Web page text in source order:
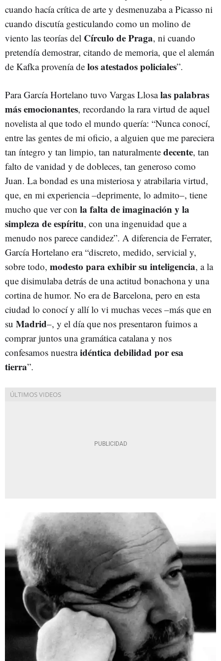
cuando hacía crítica de arte y desmenuzaba a Picasso ni
cuando discutía gesticulando como un molino de
viento las teorías del Círculo de Praga, ni cuando
pretendía demostrar, citando de memoria, que el alemán
de Kafka provenía de los atestados policiales”.
Para García Hortelano tuvo Vargas Llosalas palabras
más emocionantes, recordando la rara virtud de aquel
novelista al que todo el mundo quería: “Nunca conocí,
entre las gentes de mi oficio, a alguien que me pareciera
tan íntegro y tan limpio, tan naturalmente decente, tan
falto de vanidad y de dobleces, tan generoso como
Juan. La bondad es una misteriosa y atrabilaria virtud,
que, en mi experiencia –deprimente, lo admito–, tiene
mucho que ver con la falta de imaginación y la
simpleza de espíritu, con una ingenuidad que a
menudo nos parece candidez”. A diferencia de Ferrater,
García Hortelano era “discreto, medido, servicial y,
sobre todo, modesto para exhibir su inteligencia, a la
que disimulaba detrás de una actitud bonachona y una
cortina de humor. No era de Barcelona, pero en esta
ciudad lo conocí y allí lo vi muchas veces –más que en
su Madrid–, y el día que nos presentaron fuimos a
comprar juntos una gramática catalana y nos
confesamos nuestraidéntica debilidad por esa
tierra”.